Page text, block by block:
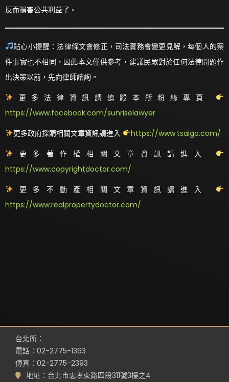
反而損害公共利益了。
貼心小提醒：法律條文會修正，司法實務會變更見解，每個人的案
件事實也不相同，因此本文僅供參考，建議民眾對於任何法律問題作
出決策以前，先向律師諮詢。
更多法律資訊請追蹤本所粉絲專頁
https://www.facebook.com/sunriselawyer
更多政府採購相關文章資訊請進入
https://www.tsaigo.com/
更多著作權相關文章資訊請進入
https://www.copyrightdoctor.com/
更多不動產相關文章資訊請進入
https://www.realpropertydoctor.com/
台北所：
電話：02-2775-1363
傳真：02-2775-2393
地址：台北市忠孝東路四段311號3樓之4